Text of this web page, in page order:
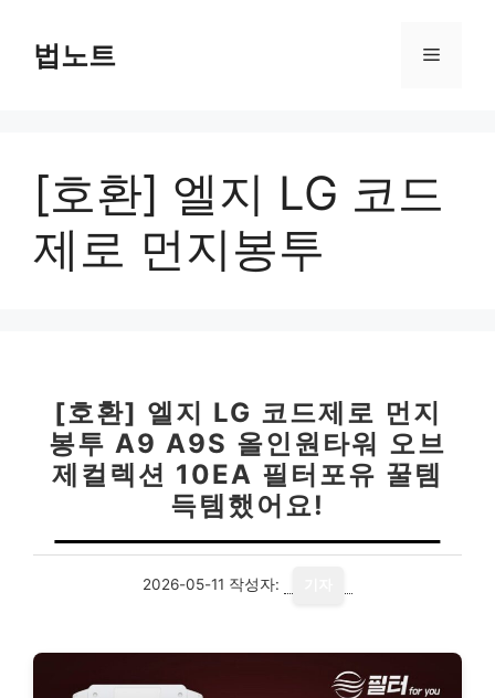
법노트 메
[호환] 엘지 LG 코드
제로 먼지봉투
[호환] 엘지 LG 코드제로 먼지
봉투 A9 A9S 올인원타워 오브
제컬렉션 10EA 필터포유 꿀템
득템했어요!
2026-05-11 작성자: